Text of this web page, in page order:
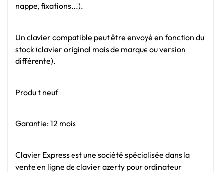
nappe, fixations...).
Un clavier compatible peut être envoyé en fonction du
stock (clavier original mais de marque ou version
différente).
Produit neuf
Garantie:12 mois
Clavier Express est une société spécialisée dans la
vente en ligne de clavier azerty pour ordinateur